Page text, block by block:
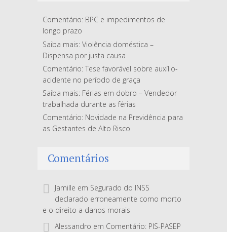
Comentário: BPC e impedimentos de
longo prazo
Saiba mais: Violência doméstica –
Dispensa por justa causa
Comentário: Tese favorável sobre auxílio-
acidente no período de graça
Saiba mais: Férias em dobro – Vendedor
trabalhada durante as férias
Comentário: Novidade na Previdência para
as Gestantes de Alto Risco
Comentários
Jamille em Segurado do INSS
declarado erroneamente como morto
e o direito a danos morais
Alessandro em Comentário: PIS-PASEP